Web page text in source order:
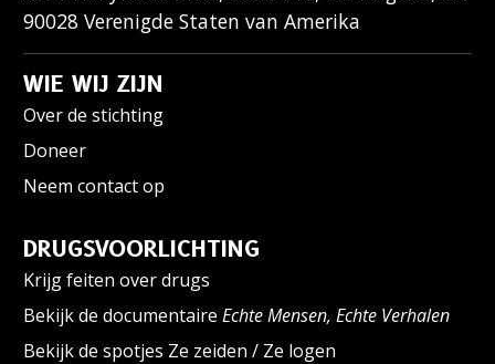
90028 Verenigde Staten van Amerika
WIE WIJ ZIJN
Over de stichting
Doneer
Neem contact op
DRUGSVOORLICHTING
Krijg feiten over drugs
Bekijk de documentaire Echte Mensen, Echte Verhalen
Bekijk de spotjes Ze zeiden / Ze logen